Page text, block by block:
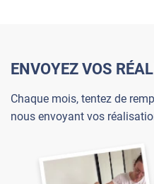
ENVOYEZ VOS
Chaque mois, tentez de
nous envoyant vos